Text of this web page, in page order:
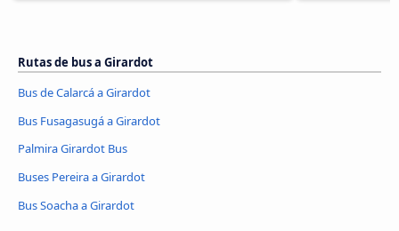
Rutas de bus a Girardot
Bus de Calarcá a Girardot
Bus Fusagasugá a Girardot
Palmira Girardot Bus
Buses Pereira a Girardot
Bus Soacha a Girardot